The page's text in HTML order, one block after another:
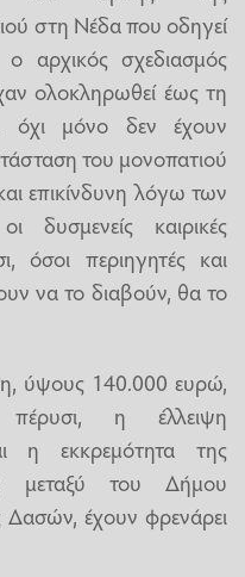
στη Νέδα που οδηγεί
αρχικός σχεδιασμός
ολοκληρωθεί έως τη
όχι μόνο δεν έχουν
του μονοπατιού
επικίνδυνη λόγω των
δυσμενείς καιρικές
όσοι περιηγητές και
να το διαβούν, θα το
ύψους 140.000 ευρώ,
η έλλειψη
η εκκρεμότητα της
μεταξύ του Δήμου
έχουν φρενάρει